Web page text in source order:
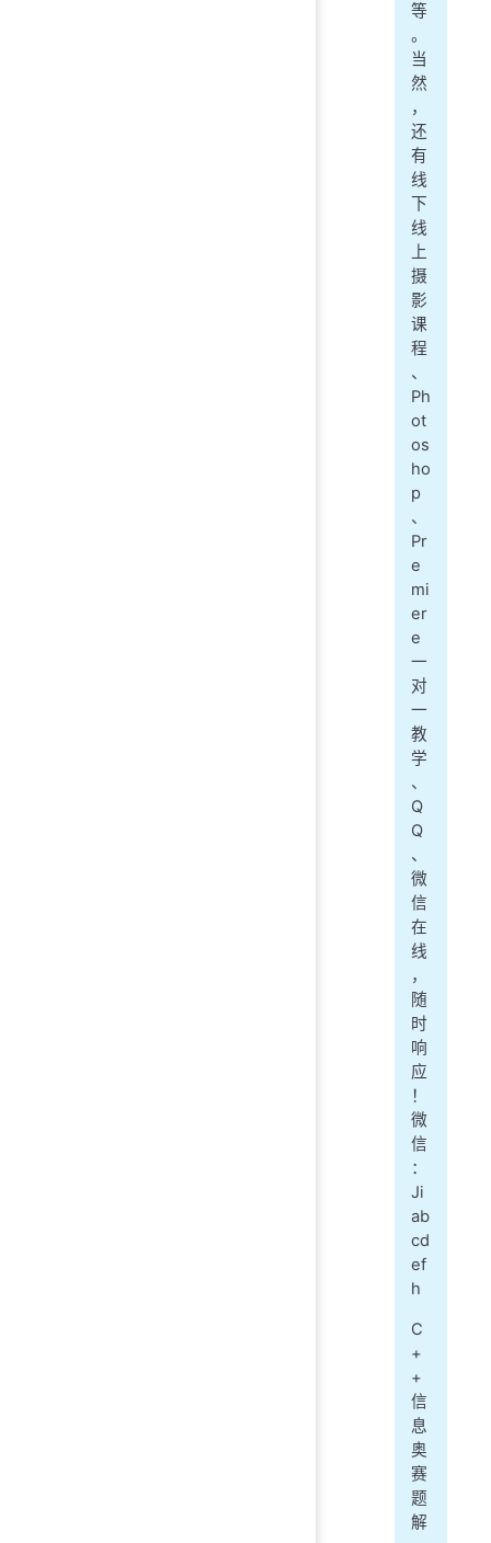
等
。
当
然
，
还
有
线
下
线
上
摄
影
课
程
、
Ph
ot
os
ho
p
、
Pr
e
mi
er
e
一
对
一
教
学
、
Q
Q
、
微
信
在
线
，
随
时
响
应
！
微
信
：
Ji
ab
cd
ef
h
C
+
+
信
息
奥
赛
题
解